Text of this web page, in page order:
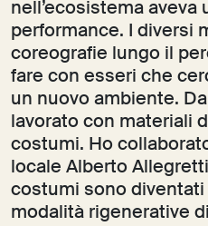
nell’ecosistema
performance. I diversi
coreografie lungo il
fare con esseri che
un nuovo ambiente.
lavorato con materiali
costumi. Ho
locale Alberto
costumi sono diventati
modalità rigenerative